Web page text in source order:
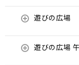
遊びの広場
遊びの広場